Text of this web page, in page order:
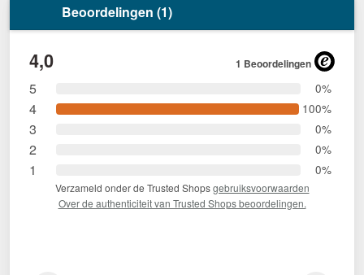
Beoordelingen (1)
4,0 1 Beoordelingen
5 0%
4 100%
3 0%
2 0%
1 0%
Verzameld onder de Trusted Shopsgebruiksvoorwaarden
Over de authenticiteit van Trusted Shops beoordelingen.